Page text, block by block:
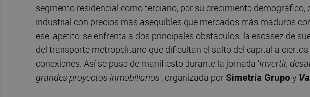
segmento residencial como terciario, por su crecimiento demográfico,
industrial con precios más asequibles que mercados más maduros
ese 'apetito' se enfrenta a dos principales obstáculos: la escasez de
del transporte metropolitano que dificultan el salto del capital a
conexiones. Así se puso de manifiesto durante la jornada 'Invertir,
grandes proyectos inmobiliarios', organizada por Simetría Grupo y